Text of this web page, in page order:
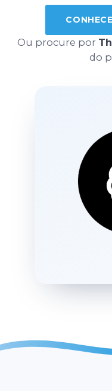
Ou procure por
do